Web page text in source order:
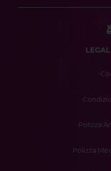
Polizza
Polizza